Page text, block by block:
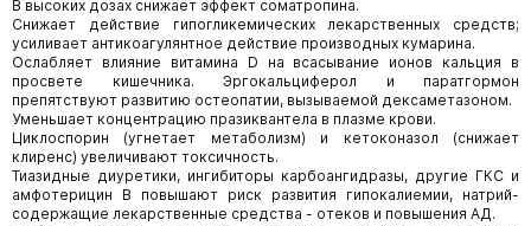
В высоких дозах снижает эффект соматропина.
Снижает действие гипогликемических лекарственных средств;
усиливает антикоагулянтное действие производных кумарина.
Ослабляет влияние витамина D на всасывание ионов кальция в
просвете кишечника. Эргокальциферол и паратгормон
препятствуют развитию остеопатии, вызываемой дексаметазоном.
Уменьшает концентрацию празиквантела в плазме крови.
Циклоспорин (угнетает метаболизм) и кетоконазол (снижает
клиренс) увеличивают токсичность.
Тиазидные диуретики, ингибиторы карбоангидразы, другие ГКС и
амфотерицин В повышают риск развития гипокалиемии, натрий-
содержащие лекарственные средства - отеков и повышения АД.